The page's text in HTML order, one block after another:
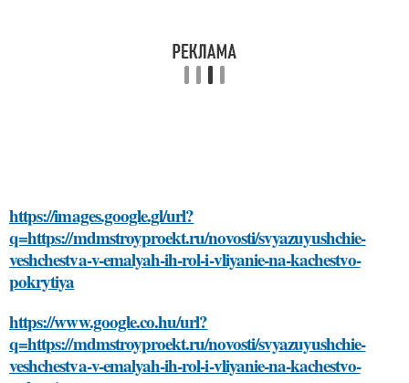
https://images.google.gl/url?
q=https://mdmstroyproekt.ru/novosti/svyazuyushchie-
veshchestva-v-emalyah-ih-rol-i-vliyanie-na-kachestvo-
pokrytiya
https://www.google.co.hu/url?
q=https://mdmstroyproekt.ru/novosti/svyazuyushchie-
veshchestva-v-emalyah-ih-rol-i-vliyanie-na-kachestvo-